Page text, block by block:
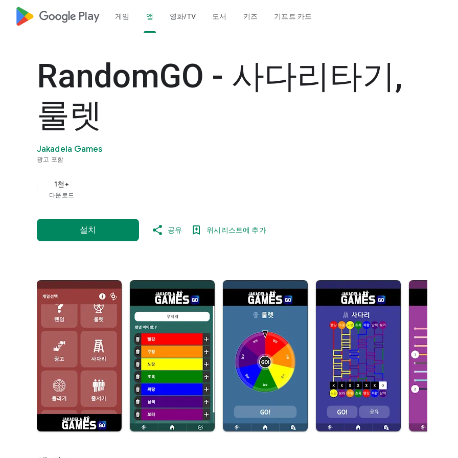
google_logo Play 게임 앱 영화/TV 도서 키즈 기프트 카드
RandomGO - 사다리타기,
룰렛
Jakadela Games
광고 포함
1천+
다운로드
설치 공유 위시리스트에 추가